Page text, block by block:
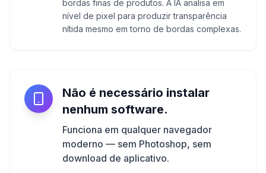
bordas finas de produtos. A IA analisa em
nível de pixel para produzir transparência
nítida mesmo em torno de bordas complexas.
Não é necessário instalar
nenhum software.
Funciona em qualquer navegador
moderno — sem Photoshop, sem
download de aplicativo.